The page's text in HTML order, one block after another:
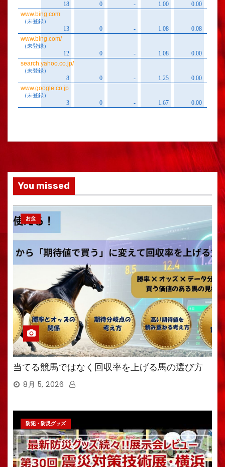
You missed
お金
当てる競馬ではなく回収率を上げる馬の選び方
8月 5, 2026
防犯・防災グッズ